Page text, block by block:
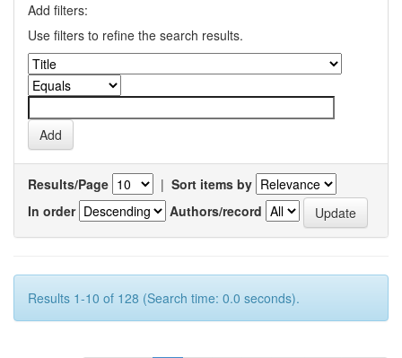
Add filters:
Use filters to refine the search results.
Results/Page | Sort items by
In order
Authors/record
Results 1-10 of 128 (Search time: 0.0 seconds).